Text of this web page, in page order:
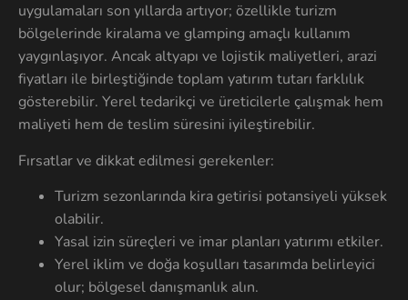
uygulamaları son yıllarda artıyor; özellikle turizm
bölgelerinde kiralama ve glamping amaçlı kullanım
yaygınlaşıyor. Ancak altyapı ve lojistik maliyetleri, arazi
fiyatları ile birleştiğinde toplam yatırım tutarı farklılık
gösterebilir. Yerel tedarikçi ve üreticilerle çalışmak hem
maliyeti hem de teslim süresini iyileştirebilir.
Fırsatlar ve dikkat edilmesi gerekenler:
Turizm sezonlarında kira getirisi potansiyeli yüksek
olabilir.
Yasal izin süreçleri ve imar planları yatırımı etkiler.
Yerel iklim ve doğa koşulları tasarımda belirleyici
olur; bölgesel danışmanlık alın.